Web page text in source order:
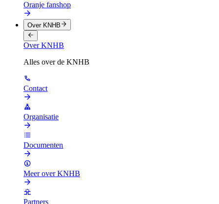
Oranje fanshop
Over KNHB
Over KNHB
Alles over de KNHB
Contact
Organisatie
Documenten
Meer over KNHB
Partners